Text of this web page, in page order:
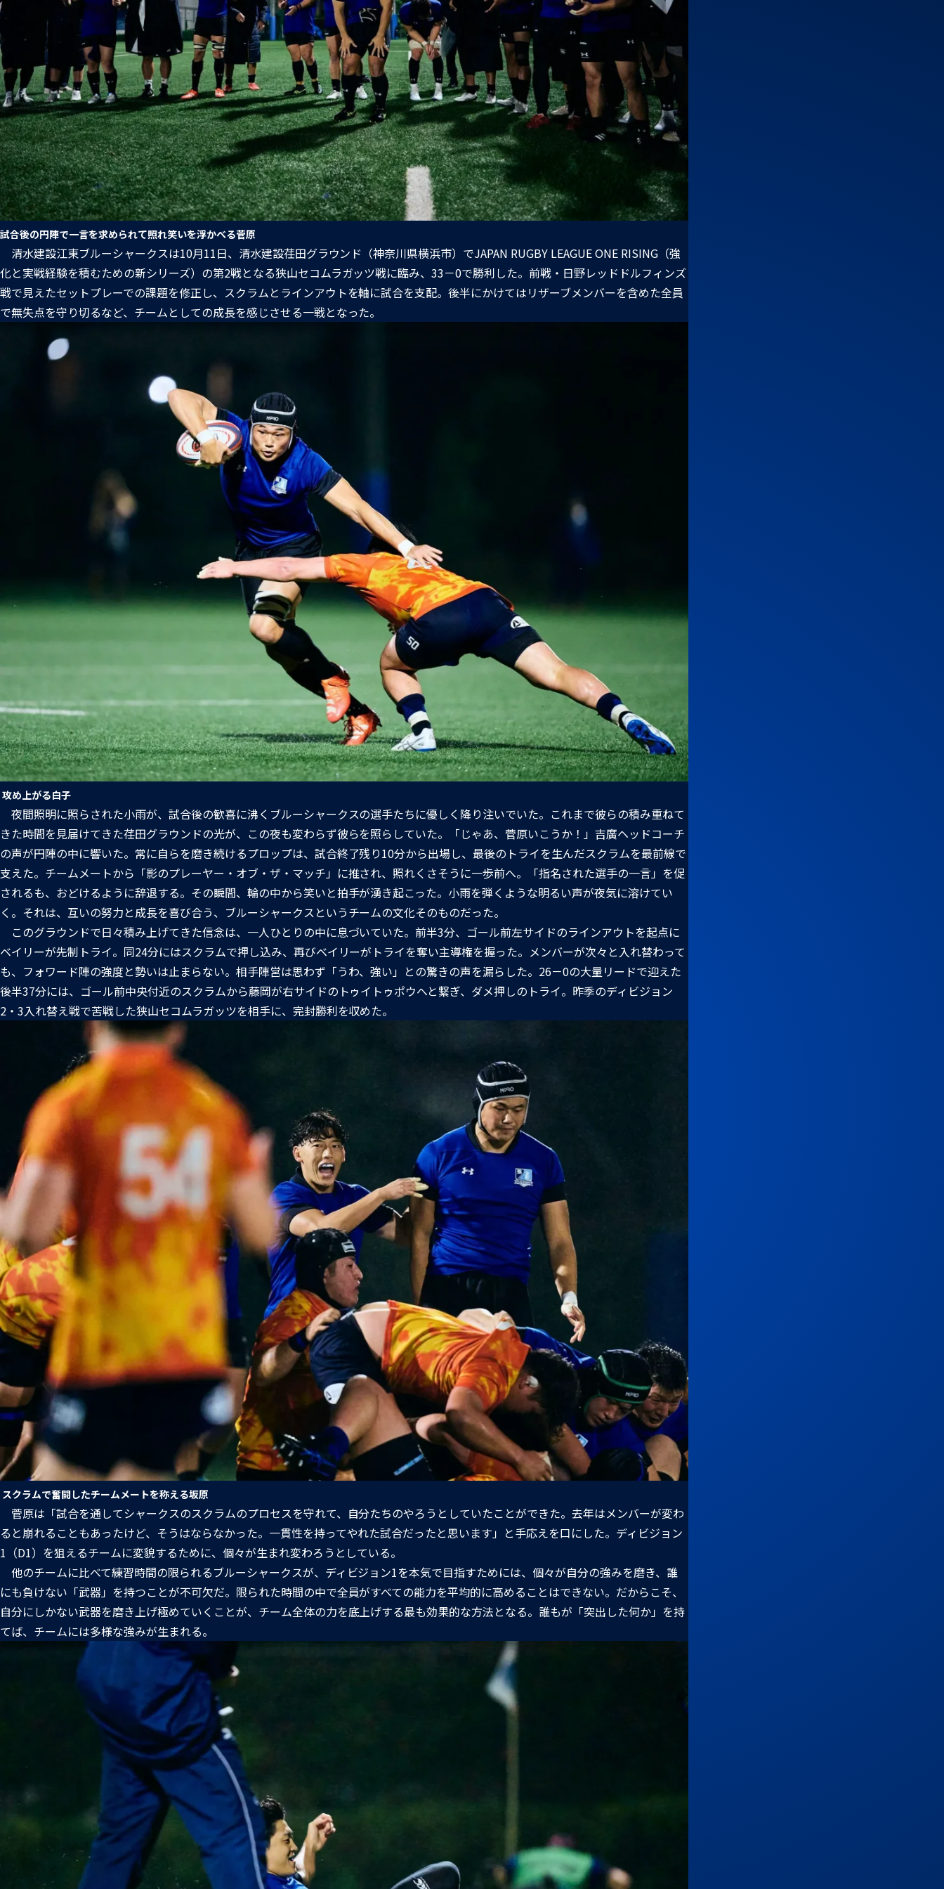
試合後の円陣で一言を求められて照れ笑いを浮かべる菅原
清水建設江東ブルーシャークスは10月11日、清水建設荏田グラウンド（神奈川県横浜市）でJAPAN RUGBY LEAGUE ONE RISING（強
化と実戦経験を積むための新シリーズ）の第2戦となる狭山セコムラガッツ戦に臨み、33－0で勝利した。前戦・日野レッドドルフィンズ
戦で見えたセットプレーでの課題を修正し、スクラムとラインアウトを軸に試合を支配。後半にかけてはリザーブメンバーを含めた全員
で無失点を守り切るなど、チームとしての成長を感じさせる一戦となった。
攻め上がる白子
夜間照明に照らされた小雨が、試合後の歓喜に沸くブルーシャークスの選手たちに優しく降り注いでいた。これまで彼らの積み重ねて
きた時間を見届けてきた荏田グラウンドの光が、この夜も変わらず彼らを照らしていた。「じゃあ、菅原いこうか！」吉廣ヘッドコーチ
の声が円陣の中に響いた。常に自らを磨き続けるプロップは、試合終了残り10分から出場し、最後のトライを生んだスクラムを最前線で
支えた。チームメートから「影のプレーヤー・オブ・ザ・マッチ」に推され、照れくさそうに一歩前へ。「指名された選手の一言」を促
されるも、おどけるように辞退する。その瞬間、輪の中から笑いと拍手が湧き起こった。小雨を弾くような明るい声が夜気に溶けてい
く。それは、互いの努力と成長を喜び合う、ブルーシャークスというチームの文化そのものだった。
このグラウンドで日々積み上げてきた信念は、一人ひとりの中に息づいていた。前半3分、ゴール前左サイドのラインアウトを起点に
ベイリーが先制トライ。同24分にはスクラムで押し込み、再びベイリーがトライを奪い主導権を握った。メンバーが次々と入れ替わって
も、フォワード陣の強度と勢いは止まらない。相手陣営は思わず「うわ、強い」との驚きの声を漏らした。26－0の大量リードで迎えた
後半37分には、ゴール前中央付近のスクラムから藤岡が右サイドのトゥイトゥポウへと繋ぎ、ダメ押しのトライ。昨季のディビジョン
2・3入れ替え戦で苦戦した狭山セコムラガッツを相手に、完封勝利を収めた。
スクラムで奮闘したチームメートを称える坂原
菅原は「試合を通してシャークスのスクラムのプロセスを守れて、自分たちのやろうとしていたことができた。去年はメンバーが変わ
ると崩れることもあったけど、そうはならなかった。一貫性を持ってやれた試合だったと思います」と手応えを口にした。ディビジョン
1（D1）を狙えるチームに変貌するために、個々が生まれ変わろうとしている。
他のチームに比べて練習時間の限られるブルーシャークスが、ディビジョン1を本気で目指すためには、個々が自分の強みを磨き、誰
にも負けない「武器」を持つことが不可欠だ。限られた時間の中で全員がすべての能力を平均的に高めることはできない。だからこそ、
自分にしかない武器を磨き上げ極めていくことが、チーム全体の力を底上げする最も効果的な方法となる。誰もが「突出した何か」を持
てば、チームには多様な強みが生まれる。